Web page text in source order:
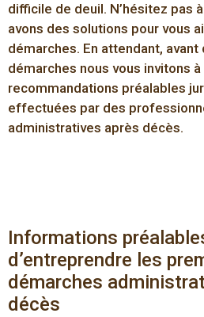
difficile de deuil. N’hésitez pas
avons des solutions pour vous
démarches. En attendant, avant
démarches nous vous invitons
recommandations préalables
effectuées par des
administratives après décès.
Informations
d’entreprendre les
démarches
décès